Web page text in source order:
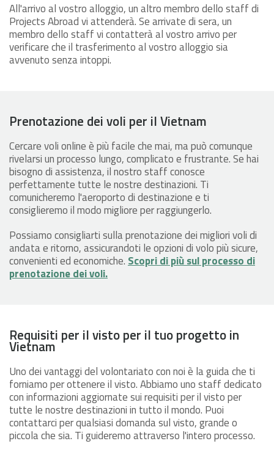
All'arrivo al vostro alloggio, un altro membro dello staff di
Projects Abroad vi attenderà. Se arrivate di sera, un
membro dello staff vi contatterà al vostro arrivo per
verificare che il trasferimento al vostro alloggio sia
avvenuto senza intoppi.
Prenotazione dei voli per il Vietnam
Cercare voli online è più facile che mai, ma può comunque
rivelarsi un processo lungo, complicato e frustrante. Se hai
bisogno di assistenza, il nostro staff conosce
perfettamente tutte le nostre destinazioni. Ti
comunicheremo l'aeroporto di destinazione e ti
consiglieremo il modo migliore per raggiungerlo.
Possiamo consigliarti sulla prenotazione dei migliori voli di
andata e ritorno, assicurandoti le opzioni di volo più sicure,
convenienti ed economiche.Scopri di più sul processo di
prenotazione dei voli.
Requisiti per il visto per il tuo progetto in
Vietnam
Uno dei vantaggi del volontariato con noi è la guida che ti
forniamo per ottenere il visto. Abbiamo uno staff dedicato
con informazioni aggiornate sui requisiti per il visto per
tutte le nostre destinazioni in tutto il mondo. Puoi
contattarci per qualsiasi domanda sul visto, grande o
piccola che sia. Ti guideremo attraverso l'intero processo.